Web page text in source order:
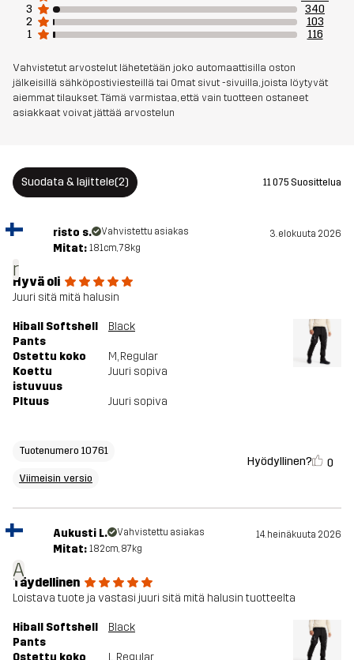
Vuori
95% Polyesteria (Kierrätettyä), 5%
Paino 709 grammaa koossa M
Aktiviteetteihin VAELLUS
Tuotenumero 10761_2001
Versiot Viimeisin versio
Katso versiohistoria
3
340
2
103
1
116
Vahvistetut arvostelut lähetetään joko automaattisilla oston
jälkeisillä sähköpostiviesteillä tai Omat sivut -sivuilla, joista löytyvät
aiemmat tilaukset. Tämä varmistaa, että vain tuotteen ostaneet
asiakkaat voivat jättää arvostelun
Suodata & lajittele(2) 11 075 Suosittelua
r
risto s. Vahvistettu asiakas 3. elokuuta 2026
Mitat: 181cm, 78kg
Hyvä oli
Juuri sitä mitä halusin
Hiball Softshell
Pants
Black
Ostettu koko M, Regular
Koettu
istuvuus
Juuri sopiva
PItuus Juuri sopiva
Tuotenumero 10761
Viimeisin versio
Hyödyllinen? 0
A
Aukusti L. Vahvistettu asiakas 14. heinäkuuta 2026
Mitat: 182cm, 87kg
Täydellinen
Loistava tuote ja vastasi juuri sitä mitä halusin tuotteelta
Hiball Softshell
Pants
Black
Ostettu koko L, Regular